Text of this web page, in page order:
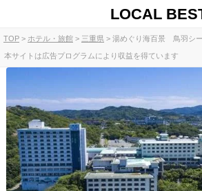
LOCAL
TOP ホテル・旅館 三重県 湯めぐり海百景 鳥羽シ
本サイトは広告プログラムにより収益を得ています